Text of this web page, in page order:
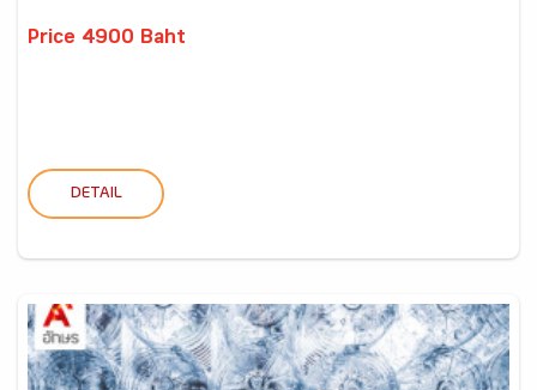
Price 4900 Baht
DETAIL